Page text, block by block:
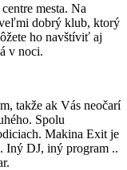
mesta. Na
dobrý klub, ktorý
ho navštíviť aj
v noci.
takže ak Vás neočarí
Spolu
Makina Exit je
Iný DJ, iný program ..